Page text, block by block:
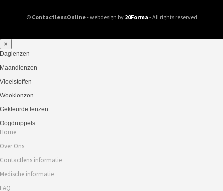
© ContactlensOnline- webdesign by 20Forma - All rights reserved
×
Daglenzen
Maandlenzen
Vloeistoffen
Weeklenzen
Gekleurde lenzen
Oogdruppels
Home
Over Ons
Contactlens informatie
Medische informatie
FAQ